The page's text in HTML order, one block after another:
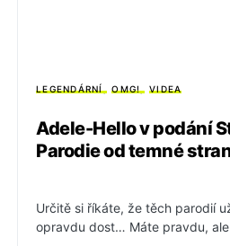
LEGENDÁRNÍ OMG! VIDEA
Adele-Hello v podání
Parodie od temné
Určitě si říkáte, že těch parodií
opravdu dost… Máte pravdu,